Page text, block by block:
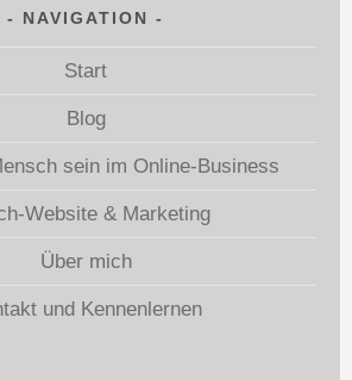
NAVIGATION
Start
Blog
sein im Online-Business
Website & Marketing
Über mich
und Kennenlernen